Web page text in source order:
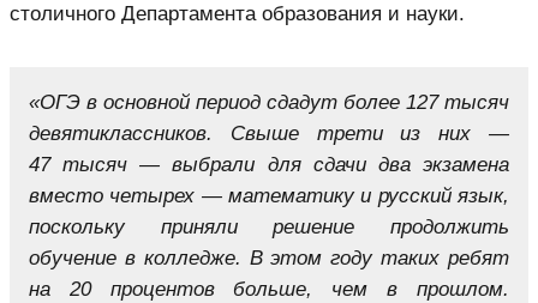
столичного Департамента образования и науки.
«ОГЭ в основной период сдадут более 127 тысяч
девятиклассников. Свыше трети из них —
47 тысяч — выбрали для сдачи два экзамена
вместо четырех — математику и русский язык,
поскольку приняли решение продолжить
обучение в колледже. В этом году таких ребят
на 20 процентов больше, чем в прошлом.